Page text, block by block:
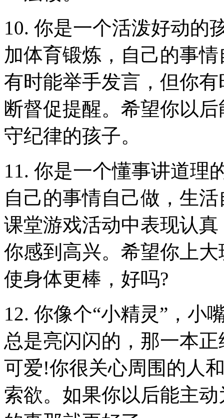
10. 你是一个活泼好动的
加体育锻炼，自己的事
有时能举手发言，但你
断督促提醒。希望你以
守纪律的孩子。
11. 你是一个懂事讲道理
自己的事情自己做，生
课堂游戏活动中表现认
你感到高兴。希望你上
使身体更棒，好吗?
12. 你像个“小精灵”，小
总是亮闪闪的，那一本
可爱!你很关心周围的人
索欲。如果你以后能主